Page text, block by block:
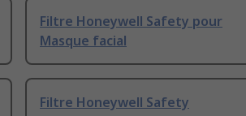
Filtre Honeywell Safety pour
Masque facial
Filtre Honeywell Safety